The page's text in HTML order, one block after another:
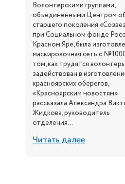
Волонтерскими группами,
объединенными Центром
старшего поколения
при Социальном фонде
Красном Яре, была
маскировочная сеть с
том, как трудятся
задействован в
красноярских оберегов,
«Красноярским новостям»
рассказала Александра
Жидкова, руководитель
отделения...
Читать далее